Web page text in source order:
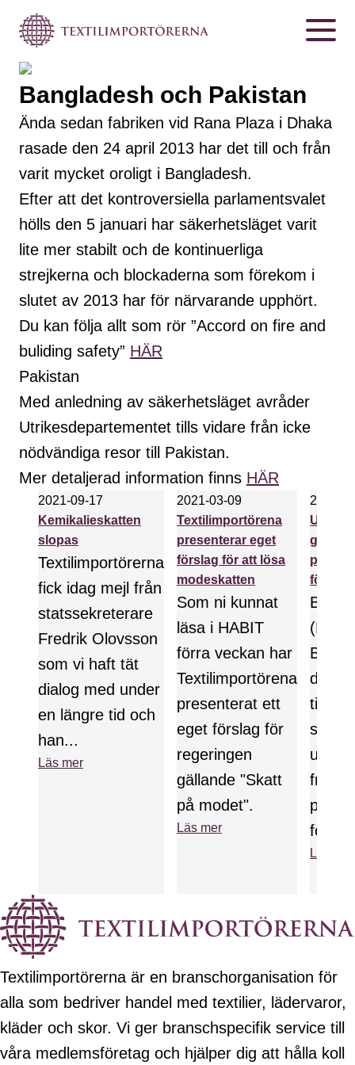
Bangladesh och Pakistan
Ända sedan fabriken vid Rana Plaza i Dhaka
rasade den 24 april 2013 har det till och från
varit mycket oroligt i Bangladesh.
Efter att det kontroversiella parlamentsvalet
hölls den 5 januari har säkerhetsläget varit
lite mer stabilt och de kontinuerliga
strejkerna och blockaderna som förekom i
slutet av 2013 har för närvarande upphört.
Du kan följa allt som rör ”Accord on fire and
buliding safety” HÄR
Pakistan
Med anledning av säkerhetsläget avråder
Utrikesdepartementet tills vidare från icke
nödvändiga resor till Pakistan.
Mer detaljerad information finns HÄR
2021-09-17­
Kemikalieskatten
slopas
Textilimportörerna
fick idag mejl från
statssekreterare
Fredrik Olovsson
som vi haft tät
dialog med under
en längre tid och
han...
Läs mer
2021-03-09­
Textilimportörena
presenterar eget
förslag för att lösa
modeskatten
Som ni kunnat
läsa i HABIT
förra veckan har
Textilimportörena
presenterat ett
eget förslag för
regeringen
gällande "Skatt
på modet".
Läs mer
2021-
för
till
för
Läs mer
Textilimportörerna är en branschorganisation för
alla som bedriver handel med textilier, lädervaror,
kläder och skor. Vi ger branschspecifik service till
våra medlemsföretag och hjälper dig att hålla koll